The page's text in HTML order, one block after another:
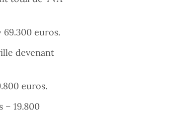
69.300 euros.
devenant
euros.
– 19.800